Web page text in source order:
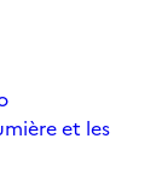
et les